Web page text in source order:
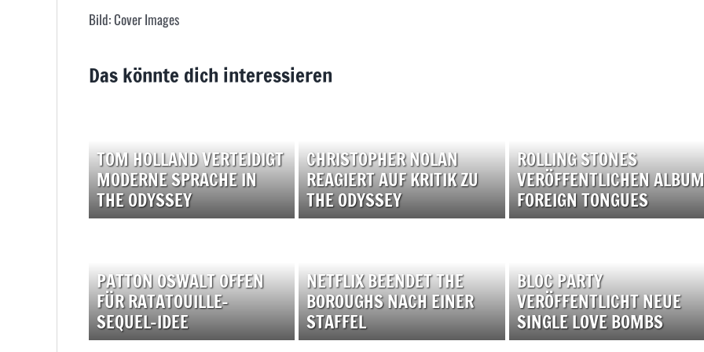
Bild: Cover Images
Das könnte dich interessieren
TOM HOLLAND VERTEIDIGT
MODERNE SPRACHE IN
THE ODYSSEY
CHRISTOPHER NOLAN
REAGIERT AUF KRITIK ZU
THE ODYSSEY
ROLLING STONES
VERÖFFENTLICHEN ALBUM
FOREIGN TONGUES
PATTON OSWALT OFFEN
FÜR RATATOUILLE-
SEQUEL-IDEE
NETFLIX BEENDET THE
BOROUGHS NACH EINER
STAFFEL
BLOC PARTY
VERÖFFENTLICHT NEUE
SINGLE LOVE BOMBS